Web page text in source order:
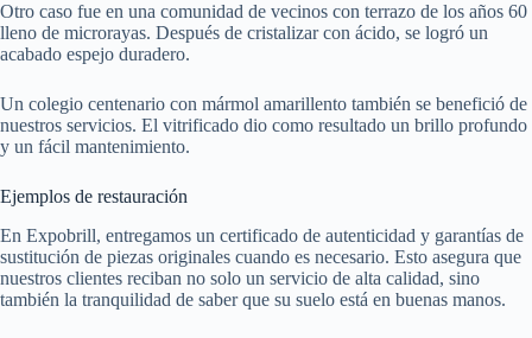
Otro caso fue en una comunidad de vecinos con terrazo de los años 60
lleno de microrayas. Después de cristalizar con ácido, se logró un
acabado espejo duradero.
Un colegio centenario con mármol amarillento también se benefició de
nuestros servicios. El vitrificado dio como resultado un brillo profundo
y un fácil mantenimiento.
Ejemplos de restauración
En Expobrill, entregamos un certificado de autenticidad y garantías de
sustitución de piezas originales cuando es necesario. Esto asegura que
nuestros clientes reciban no solo un servicio de alta calidad, sino
también la tranquilidad de saber que su suelo está en buenas manos.